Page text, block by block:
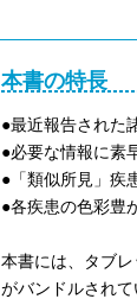
本書の特長
●最近報告された
●必要な情報に素
●「類似所見」疾
●各疾患の色彩豊
本書には、タブ
がバンドルされて